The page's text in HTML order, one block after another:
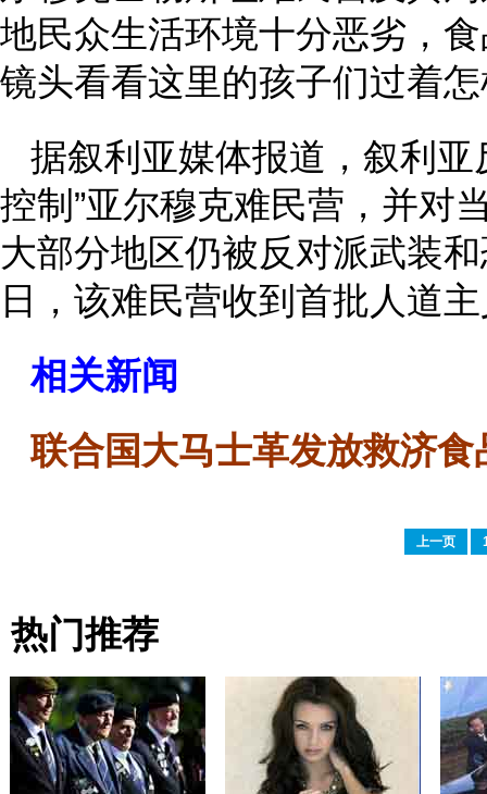
地民众生活环境十分恶劣，
镜头看看这里的孩子们过着
据叙利亚媒体报道，叙利
控制”亚尔穆克难民营，并对
大部分地区仍被反对派武装
日，该难民营收到首批人道
相关新闻
联合国大马士革发放救济
上一页
热门推荐